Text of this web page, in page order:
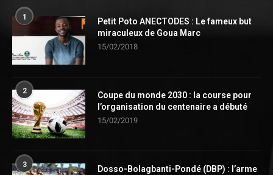
1
Petit Poto ANECTODES : Le fameux but
miraculeux de Goua Marc
15/02/2018
2
Coupe du monde 2030 : la course pour
l’organisation du centenaire a débuté
15/02/2019
3
Dosso-Bolagbanti-Pondé (DBP) : l’arme